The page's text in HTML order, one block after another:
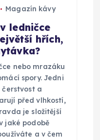
Magazín kávy
ledničce
hřích,
nebo mrazáku
spory. Jedni
a
před vlhkostí,
je složitější
jaké podobě
a v čem